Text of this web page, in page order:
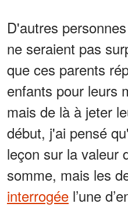
D'autres
ne seraient pas
que ces parents
enfants pour leurs
mais de là à jeter
début, j'ai pensé
leçon sur la valeur
somme, mais les
interrogée l’une